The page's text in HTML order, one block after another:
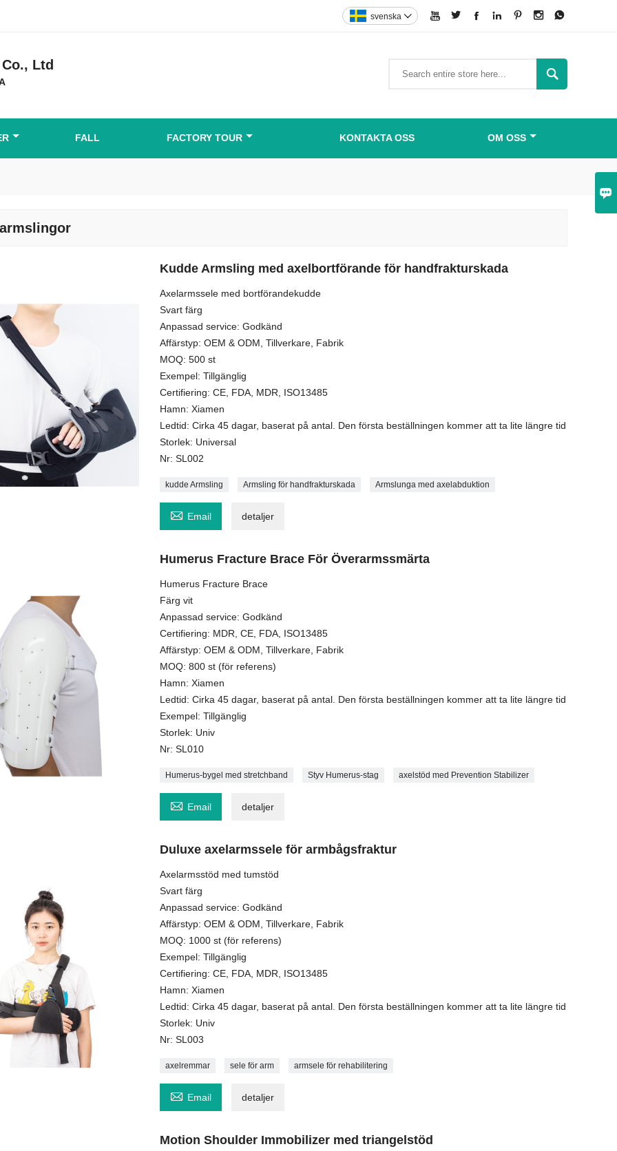

      
svenska 
Ltd 
FALL FACTORY TOUR KONTAKTA OSS OM OSS
Kudde Armsling med axelbortförande för handfrakturskada
Axelarmssele med bortförandekudde
Svart färg
Anpassad service: Godkänd
Affärstyp: OEM & ODM, Tillverkare, Fabrik
MOQ: 500 st
Exempel: Tillgänglig
Certifiering: CE, FDA, MDR, ISO13485
Hamn: Xiamen
Ledtid: Cirka 45 dagar, baserat på antal. Den första beställningen kommer att ta lite längre tid
Storlek: Universal
Nr: SL002
kudde Armsling Armsling för handfrakturskada Armslunga med axelabduktion
 Email detaljer
Humerus Fracture Brace För Överarmssmärta
Humerus Fracture Brace
Färg vit
Anpassad service: Godkänd
Certifiering: MDR, CE, FDA, ISO13485
Affärstyp: OEM & ODM, Tillverkare, Fabrik
MOQ: 800 st (för referens)
Hamn: Xiamen
Ledtid: Cirka 45 dagar, baserat på antal. Den första beställningen kommer att ta lite längre tid
Exempel: Tillgänglig
Storlek: Univ
Nr: SL010
Humerus-bygel med stretchband Styv Humerus-stag axelstöd med Prevention Stabilizer
 Email detaljer
Duluxe axelarmssele för armbågsfraktur
Axelarmsstöd med tumstöd
Svart färg
Anpassad service: Godkänd
Affärstyp: OEM & ODM, Tillverkare, Fabrik
MOQ: 1000 st (för referens)
Exempel: Tillgänglig
Certifiering: CE, FDA, MDR, ISO13485
Hamn: Xiamen
Ledtid: Cirka 45 dagar, baserat på antal. Den första beställningen kommer att ta lite längre tid
Storlek: Univ
Nr: SL003
axelremmar sele för arm armsele för rehabilitering
 Email detaljer
Motion Shoulder Immobilizer med triangelstöd